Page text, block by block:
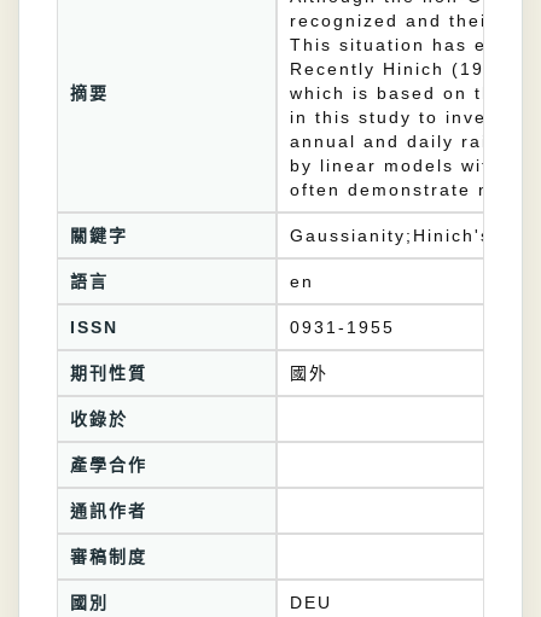
摘要
recognized and their
This situation has
Recently Hinich (1982)
which is based on the
in this study to
annual and daily rainfall
by linear models with
often demonstrate
關鍵字 Gaussianity;Hinich's
語言 en
ISSN 0931-1955
期刊性質 國外
收錄於
產學合作
通訊作者
審稿制度
國別 DEU